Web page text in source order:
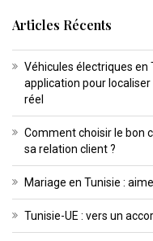
Articles Récents
Véhicules électriques en
application pour
réel
Comment choisir le bon
sa relation client ?
Mariage en Tunisie :
Tunisie-UE : vers un